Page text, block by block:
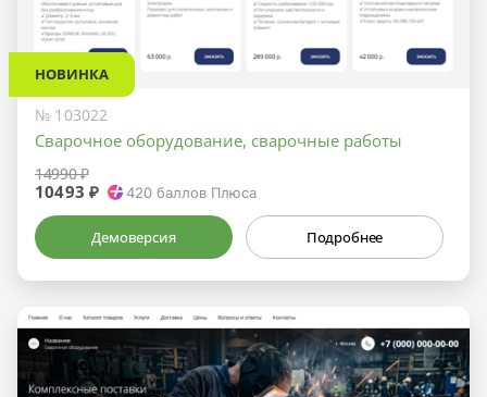
НОВИНКА
№ 103022
Сварочное оборудование, сварочные работы
14990 ₽
10493 ₽ 420 баллов Плюса
Демоверсия Подробнее